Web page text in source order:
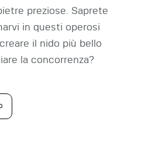
preziose. Saprete
in questi operosi
il nido più bello
la concorrenza?